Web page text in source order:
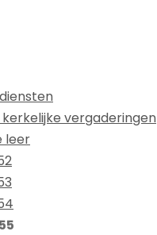
kerkelijke vergaderingen
leer